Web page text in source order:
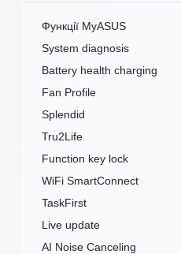
Функції MyASUS
System diagnosis
Battery health charging
Fan Profile
Splendid
Tru2Life
Function key lock
WiFi SmartConnect
TaskFirst
Live update
AI Noise Canceling